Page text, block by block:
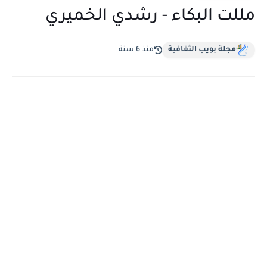
مللت البكاء - رشدي الخميري
مجلة بويب الثقافية منذ 6 سنة